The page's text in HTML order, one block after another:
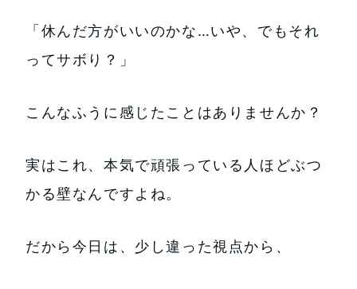
「休んだ方がいいのかな…いや、でもそれ
ってサボり？」
こんなふうに感じたことはありませんか？
実はこれ、本気で頑張っている人ほどぶつ
かる壁なんですよね。
だから今日は、少し違った視点から、